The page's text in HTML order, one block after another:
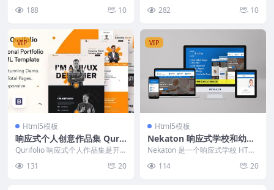
188 10
（如：游戏、自然、科...
282 10
VIP
Html5模板
响应式个人创意作品集 Qurif
olio
Qurifolio 响应式个人作品集是开
讲师、摄影...
131 20
VIP
Html5模板
Nekaton 响应式学校和幼儿
园HTML5模板
Nekaton 是一个响应式学校 HTML
我们的...
114 20